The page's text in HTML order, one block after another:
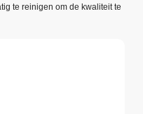
te reinigen om de kwaliteit te